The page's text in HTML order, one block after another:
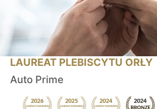
LAUREAT PLEBISCYTU ORŁY
Auto Prime